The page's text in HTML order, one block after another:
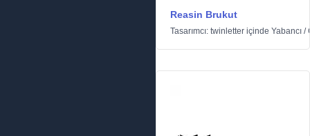
Reasin Brukut
Tasarımcı: twinletter içinde Yabancı /